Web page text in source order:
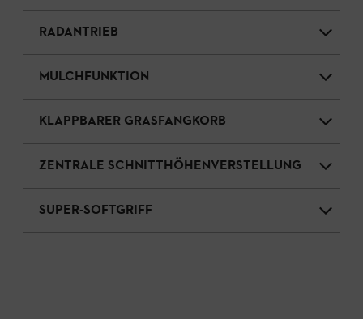
RADANTRIEB
MULCHFUNKTION
KLAPPBARER GRASFANGKORB
ZENTRALE SCHNITTHÖHENVERSTELLUNG
SUPER-SOFTGRIFF